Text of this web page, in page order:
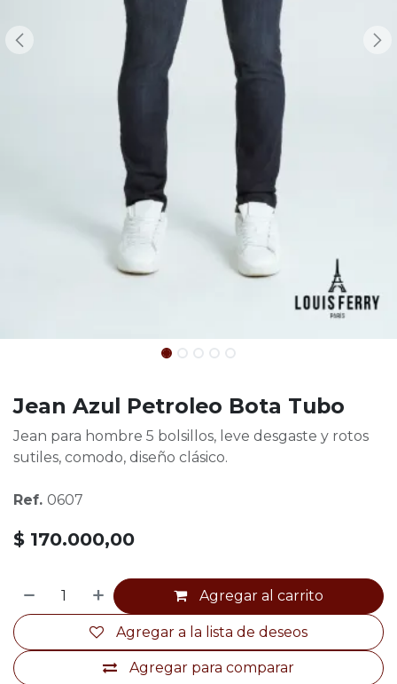
Jean Azul Petroleo Bota Tubo
Jean para hombre 5 bolsillos, leve desgaste y rotos
sutiles, comodo, diseño clásico.
Ref. 0607
$ 170.000,00
Agregar al carrito
Agregar para comparar
Agregar a la lista de deseos